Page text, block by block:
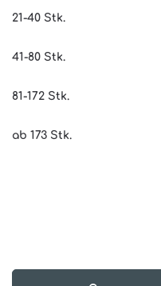
21-40 Stk.
41-80 Stk.
81-172 Stk.
ab 173 Stk.